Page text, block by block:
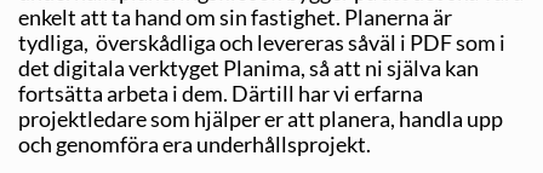
enkelt att ta hand om sin fastighet. Planerna är
tydliga, överskådliga och levereras såväl i PDF som i
det digitala verktyget Planima, så att ni själva kan
fortsätta arbeta i dem. Därtill har vi erfarna
projektledare som hjälper er att planera, handla upp
och genomföra era underhållsprojekt.